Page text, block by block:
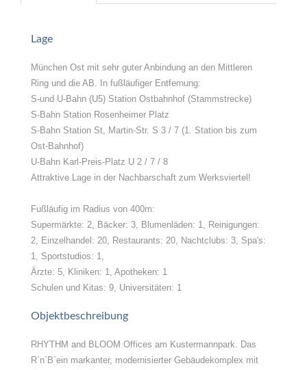
Lage
München Ost mit sehr guter Anbindung an den Mittleren
Ring und die AB. In fußläufiger Entfernung:
S-und U-Bahn (U5) Station Ostbahnhof (Stammstrecke)
S-Bahn Station Rosenheimer Platz
S-Bahn Station St, Martin-Str. S 3 / 7 (1. Station bis zum
Ost-Bahnhof)
U-Bahn Karl-Preis-Platz U 2 / 7 / 8
Attraktive Lage in der Nachbarschaft zum Werksviertel!
Fußläufig im Radius von 400m:
Supermärkte: 2, Bäcker: 3, Blumenläden: 1, Reinigungen:
2, Einzelhandel: 20, Restaurants: 20, Nachtclubs: 3, Spa's:
1, Sportstudios: 1,
Ärzte: 5, Kliniken: 1, Apotheken: 1
Schulen und Kitas: 9, Universitäten: 1
Objektbeschreibung
RHYTHM and BLOOM Offices am Kustermannpark. Das
R`n`B`ein markanter, modernisierter Gebäudekomplex mit